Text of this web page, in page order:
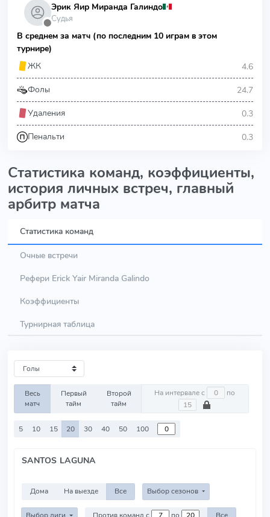
⬤
Эрик Яир Миранда Галиндо
Судья
В среднем за матч (по последним 10 играм в этом
турнире)
ЖК
4.6
Фолы 24.7
Удаления 0.3
Пенальти 0.3
Статистика команд, коэффициенты,
история личных встреч, главный
арбитр матча
Статистика команд
Очные встречи
Рефери Erick Yair Miranda Galindo
Коэффициенты
Турнирная таблица
Весь
матч
Первый
тайм
Второй
тайм
На интервале с по
5 10 15 20 30 40 50 100
SANTOS LAGUNA
Дома На выезде Все Выбор сезонов